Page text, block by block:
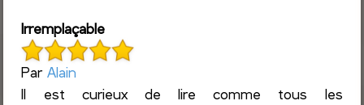
Irremplaçable
ParAlain
Il est curieux de lire comme tous les